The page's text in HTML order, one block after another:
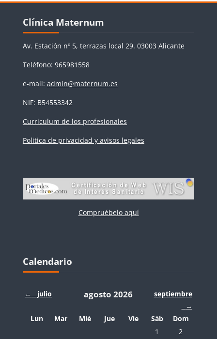
Bloques
Clínica Maternum
Av. Estación nº 5, terrazas local 29. 03003 Alicante
Teléfono: 965981558
e-mail: admin@maternum.es
NIF: B54553342
Curriculum de los profesionales
Politica de privacidad y avisos legales
Compruébelo aquí
Bloques
Calendario
← julio agosto 2026
septiembre
→
Lunes
Lun Martes
Mar Miércoles
Mié Jueves
Jue Viernes
Vie Sábado
Sáb Domingo
Dom
Sin eventos,
1 Sin
2